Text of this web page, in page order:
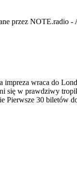
wraca do
się w prawdziwy
Pierwsze 30 biletów